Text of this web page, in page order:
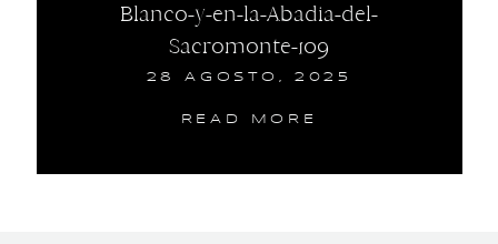
Blanco-y-en-la-Abadia-del-
Sacromonte-109
28 AGOSTO, 2025
READ MORE